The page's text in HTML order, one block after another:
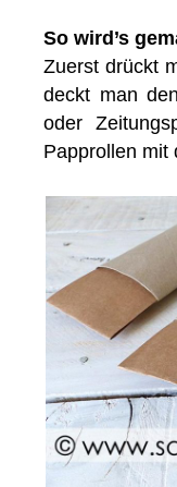
So wird’s
Zuerst drückt
deckt man
oder
Papprollen mit